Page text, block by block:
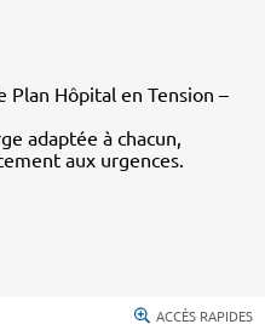
Plan Hôpital en Tension –
adaptée à chacun,
aux urgences.
ACCÈS RAPIDES